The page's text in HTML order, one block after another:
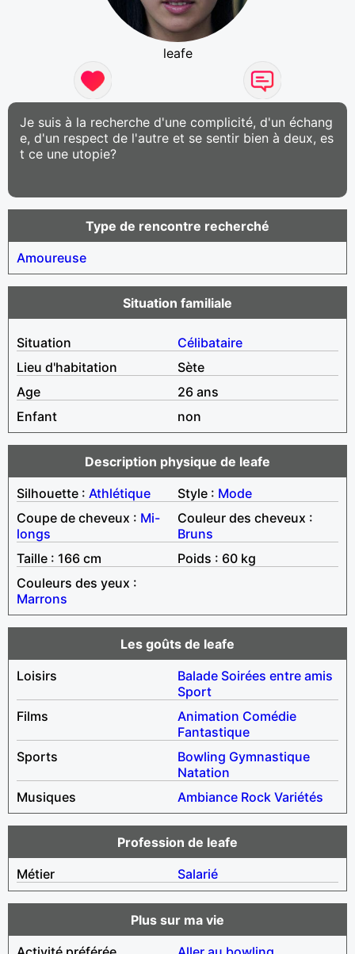
leafe
Je suis à la recherche d'une complicité, d'un échang
e, d'un respect de l'autre et se sentir bien à deux, es
t ce une utopie?
Type de rencontre recherché
Amoureuse
Situation familiale
Situation
Célibataire
Lieu d'habitation
Sète
Age
26 ans
Enfant
non
Description physique de leafe
Silhouette : Athlétique Style : Mode
Coupe de cheveux : Mi-
longs
Couleur des cheveux :
Bruns
Taille : 166 cm
Poids : 60 kg
Couleurs des yeux :
Marrons
Les goûts de leafe
Loisirs
Balade Soirées entre amis
Sport
Films
Animation Comédie
Fantastique
Sports
Bowling Gymnastique
Natation
Musiques
Ambiance Rock Variétés
Profession de leafe
Métier
Salarié
Plus sur ma vie